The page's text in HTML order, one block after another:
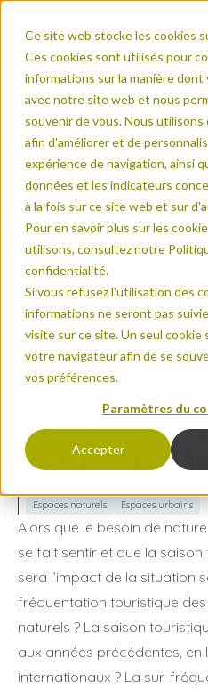
Ce site web stocke les cookies
Ces cookies sont utilisés pour
informations sur la manière dont
avec notre site web et nous
souvenir de vous. Nous
afin d'améliorer et de
expérience de navigation, ainsi
données et les indicateurs
à la fois sur ce site web et sur
Pour en savoir plus sur les
utilisons, consultez notre
confidentialité.
Si vous refusez l'utilisation des
informations ne seront pas
visite sur ce site. Un seul cookie
votre navigateur afin de se
vos préférences.
Paramètres du
Accepter
Ressources
Quelle fréquentation
touristique inédite ?
Quelle
pour cette
touristique
Espaces naturels
Espaces urbains
Alors que le besoin de
se fait sentir et que la
sera l’impact de la situation
fréquentation touristique
naturels ? La saison
aux années précédentes, en
internationaux ? La sur-